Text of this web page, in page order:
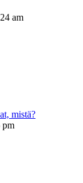
am
mistä?
pm